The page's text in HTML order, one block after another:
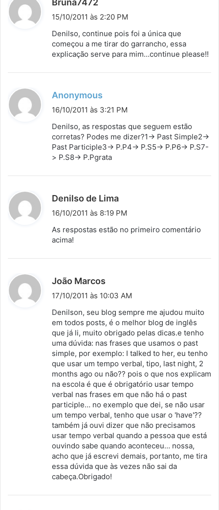
Bruna7472
s
e
15/10/2011 às 2:20 PM
Denilso, continue pois foi a única que
começou a me tirar do garrancho, essa
explicação serve para mim…continue please!!
Anonymous
i
s
e
:
16/10/2011 às 3:21 PM
Denilso, as respostas que seguem estão
corretas? Podes me dizer?1-> Past Simple2->
Past Participle3-> P.P4-> P.S5-> P.P6-> P.S7-
> P.S8-> P.Pgrata
Denilso de Lima
i
16/10/2011 às 8:19 PM
As respostas estão no primeiro comentário
acima!
João Marcos
i
e
:
17/10/2011 às 10:03 AM
Denilson, seu blog sempre me ajudou muito
em todos posts, é o melhor blog de inglês
que já li, muito obrigado pelas dicas.e tenho
uma dúvida: nas frases que usamos o past
simple, por exemplo: I talked to her, eu tenho
que usar um tempo verbal, tipo, last night, 2
months ago ou não?? pois o que nos explicam
na escola é que é obrigatório usar tempo
verbal nas frases em que não há o past
participle… no exemplo que dei, se não usar
um tempo verbal, tenho que usar o 'have'??
também já ouvi dizer que não precisamos
usar tempo verbal quando a pessoa que está
ouvindo sabe quando aconteceu… nossa,
acho que já escrevi demais, portanto, me tira
essa dúvida que às vezes não sai da
cabeça.Obrigado!